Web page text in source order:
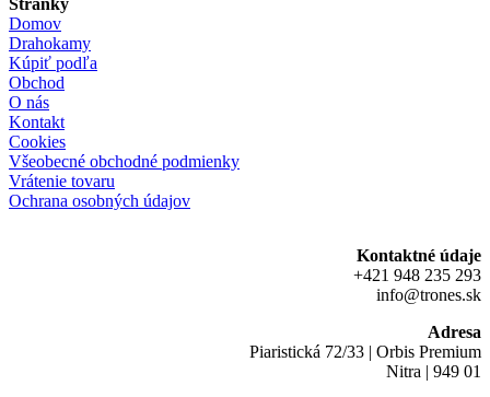
Stránky
Domov
Drahokamy
Kúpiť podľa
Obchod
O nás
Kontakt
Cookies
Všeobecné obchodné podmienky
Vrátenie tovaru
Ochrana osobných údajov
Kontaktné údaje
+421 948 235 293
info@trones.sk
Adresa
Piaristická 72/33 | Orbis Premium
Nitra | 949 01